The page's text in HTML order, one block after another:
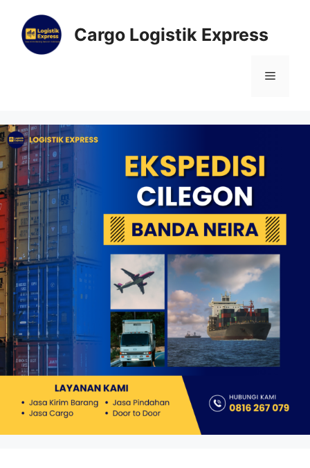
Cargo Logistik Express